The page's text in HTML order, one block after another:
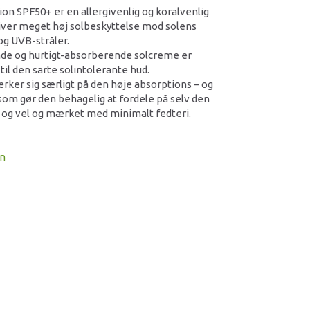
SPF50+ er en allergivenlig og koralvenlig
meget høj solbeskyttelse mod solens
UVB-stråler.
og hurtigt-absorberende solcreme er
den sarte solintolerante hud.
sig særligt på den høje absorptions – og
gør den behagelig at fordele på selv den
og vel og mærket med minimalt fedteri.